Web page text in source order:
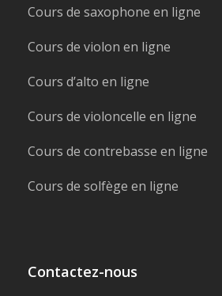
Cours de saxophone en ligne
Cours de violon en ligne
Cours d’alto en ligne
Cours de violoncelle en ligne
Cours de contrebasse en ligne
Cours de solfège en ligne
Contactez-nous